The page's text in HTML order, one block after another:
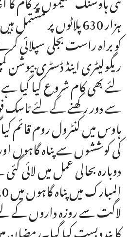
ہزار 630 پلاٹوں پر
کو براہ راست بجلی سپلائی
ریگولیٹری اینڈ ڈسٹری
لئے بھی کام شروع کیا گیا
سے دور رکھنے کے لئے ٹاسک
ہاوس میں کنٹرول روم قائم
کی کوششوں سے پناہ گاہوں
دوبارہ بحالی عمل میں لائی
لاگت سے روزہ داروں کے